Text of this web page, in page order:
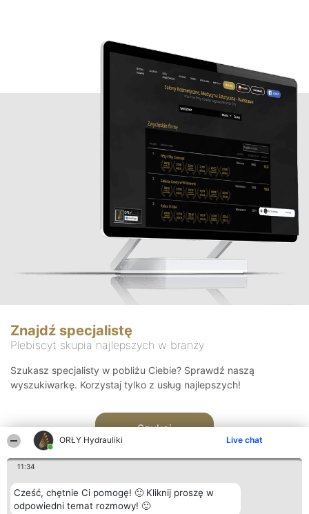
ORŁY Hydrauliki Live chat
11:34
Cześć, chętnie Ci pomogę! 🙂 Kliknij proszę w
odpowiedni temat rozmowy! 🙂
Znajdź specjalistę
Plebiscyt skupia najlepszych w branży
Szukasz specjalisty w pobliżu Ciebie? Sprawdź naszą
wyszukiwarkę. Korzystaj tylko z usług najlepszych!
Szukaj